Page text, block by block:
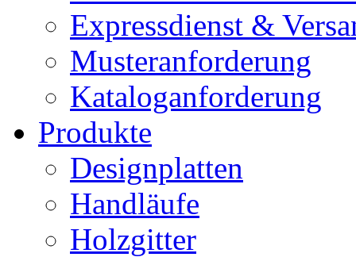
Expressdienst &
Musteranforderung
Kataloganforderung
Produkte
Designplatten
Handläufe
Holzgitter